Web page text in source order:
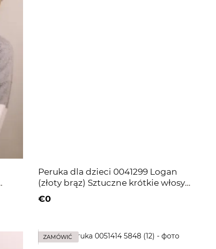
Peruka dla dzieci 0041299 Logan
(złoty brąz) Sztuczne krótkie włosy
russetowe
€0
ZAMÓWIĆ